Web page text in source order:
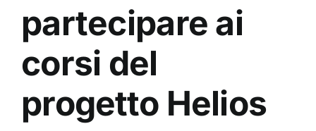
partecipare ai
corsi del
progetto Helios